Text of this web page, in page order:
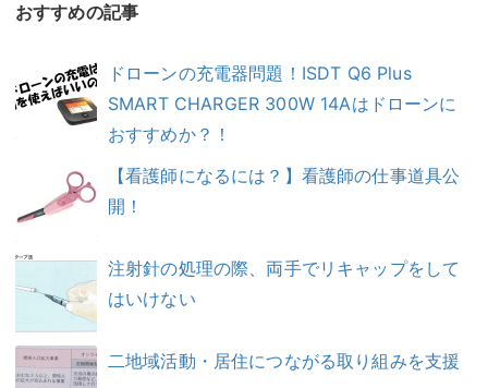
おすすめの記事
ドローンの充電器問題！ISDT Q6 Plus
SMART CHARGER 300W 14Aはドローンに
おすすめか？！
【看護師になるには？】看護師の仕事道具公
開！
注射針の処理の際、両手でリキャップをして
はいけない
二地域活動・居住につながる取り組みを支援